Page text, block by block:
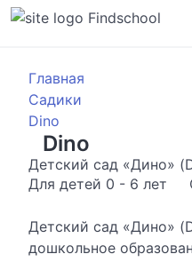
Findschool
Главная
Садики
Dino
Dino
Детский сад «Дино»
Для детей 0 - 6 лет
Детский сад «Дино»
дошкольное